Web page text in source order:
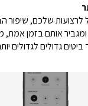
לרצועות שלכם, שיפור
אותם בזמן אמת,
גדולים לגדולים